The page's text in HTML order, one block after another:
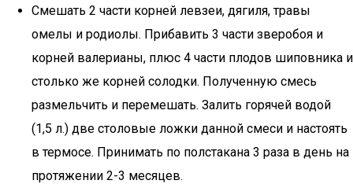
Смешать 2 части корней левзеи, дягиля, травы
омелы и родиолы. Прибавить 3 части зверобоя и
корней валерианы, плюс 4 части плодов шиповника и
столько же корней солодки. Полученную смесь
размельчить и перемешать. Залить горячей водой
(1,5 л.) две столовые ложки данной смеси и настоять
в термосе. Принимать по полстакана 3 раза в день на
протяжении 2-3 месяцев.